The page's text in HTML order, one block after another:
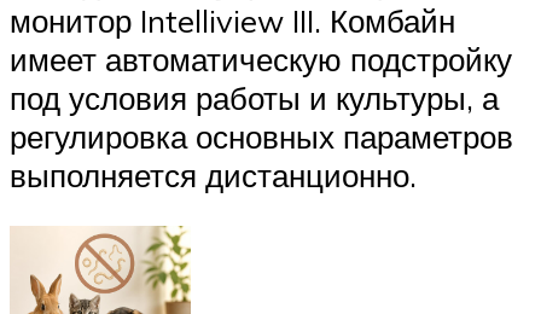
монитор Intelliview III. Комбайн
имеет автоматическую подстройку
под условия работы и культуры, а
регулировка основных параметров
выполняется дистанционно.